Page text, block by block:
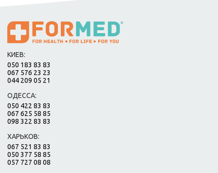
КИЕВ:
050 183 83 83
067 576 23 23
044 209 05 21
ОДЕССА:
050 422 83 83
067 625 58 85
098 322 83 83
ХАРЬКОВ:
067 521 83 83
050 377 58 85
057 727 08 08